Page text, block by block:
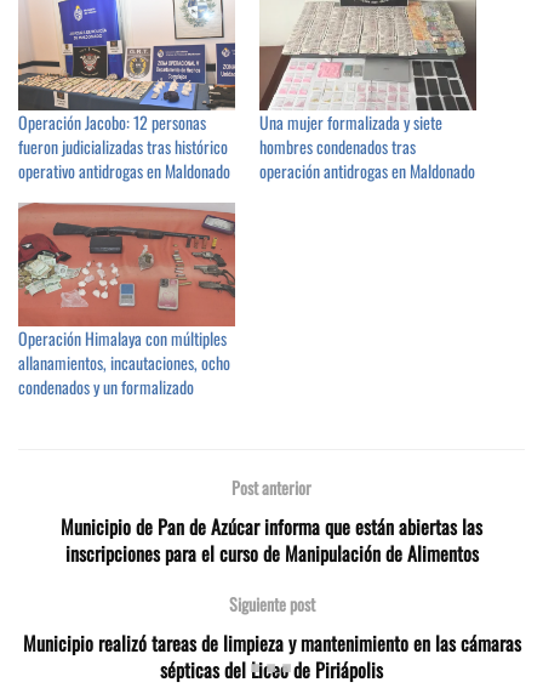
Operación Jacobo: 12 personas
fueron judicializadas tras histórico
operativo antidrogas en Maldonado
Una mujer formalizada y siete
hombres condenados tras
operación antidrogas en Maldonado
Operación Himalaya con múltiples
allanamientos, incautaciones, ocho
condenados y un formalizado
Post anterior
Municipio de Pan de Azúcar informa que están abiertas las
inscripciones para el curso de Manipulación de Alimentos
Siguiente post
Municipio realizó tareas de limpieza y mantenimiento en las cámaras
sépticas del Liceo de Piriápolis